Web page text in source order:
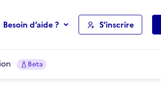
Besoin d’aide ? S’inscrire
Beta